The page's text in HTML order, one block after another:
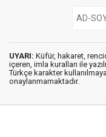
UYARI: Küfür, hakaret,
içeren, imla kuralları ile
Türkçe karakter
onaylanmamaktadır.